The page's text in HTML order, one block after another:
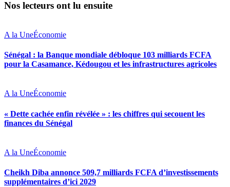
Nos lecteurs ont lu ensuite
A la UneÉconomie
Sénégal : la Banque mondiale débloque 103 milliards FCFA
pour la Casamance, Kédougou et les infrastructures agricoles
A la UneÉconomie
« Dette cachée enfin révélée » : les chiffres qui secouent les
finances du Sénégal
A la UneÉconomie
Cheikh Diba annonce 509,7 milliards FCFA d’investissements
supplémentaires d’ici 2029